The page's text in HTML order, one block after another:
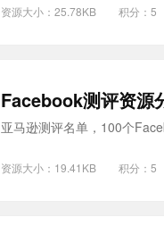
资源大小：25.78KB 积分：5
Facebook测评资源
亚马逊测评名单，100个
资源大小：19.41KB 积分：5